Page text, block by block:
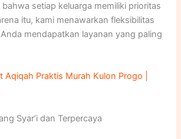
setiap keluarga memiliki prioritas
itu, kami menawarkan fleksibilitas
mendapatkan layanan yang paling
Aqiqah Praktis Murah Kulon Progo |
Syar’i dan Terpercaya